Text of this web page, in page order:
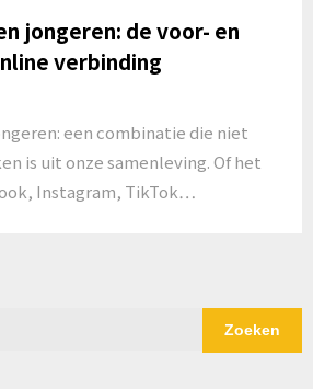
jongeren: de voor- en
verbinding
een combinatie die niet
is uit onze samenleving. Of het
Instagram, TikTok…
Zoeken